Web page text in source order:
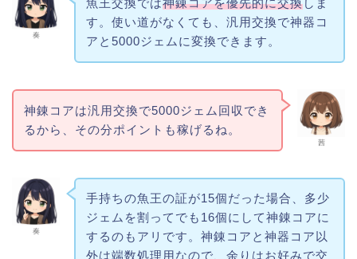
奏
魚王交換では神錬コアを優先的に交換しま
す。使い道がなくても、汎用交換で神器コ
アと5000ジェムに変換できます。
茜
神錬コアは汎用交換で5000ジェム回収でき
るから、その分ポイントも稼げるね。
奏
手持ちの魚王の証が15個だった場合、多少
ジェムを割ってでも16個にして神錬コアに
するのもアリです。神錬コアと神器コア以
外は端数処理用なので、余りはお好みで交